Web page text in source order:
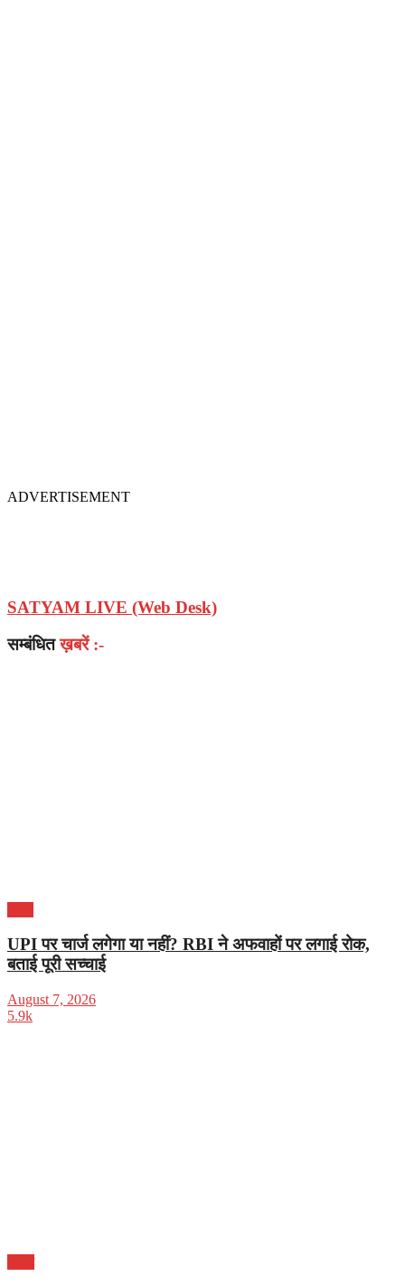
ADVERTISEMENT
SATYAM LIVE (Web Desk)
सम्बंधितख़बरें :-
UPI पर चार्ज लगेगा या नहीं? RBI ने अफवाहों पर लगाई रोक,
बताई पूरी सच्चाई
August 7, 2026
5.9k